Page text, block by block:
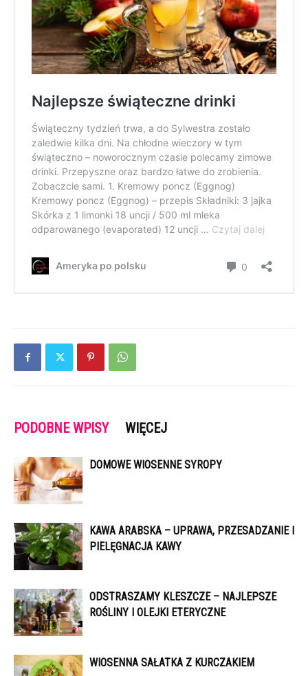
PODOBNE WPISY WIĘCEJ
DOMOWE WIOSENNE SYROPY
KAWA ARABSKA – UPRAWA, PRZESADZANIE I
PIELĘGNACJA KAWY
ODSTRASZAMY KLESZCZE – NAJLEPSZE
ROŚLINY I OLEJKI ETERYCZNE
WIOSENNA SAŁATKA Z KURCZAKIEM